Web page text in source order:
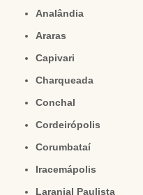
Analândia
Araras
Capivari
Charqueada
Conchal
Cordeirópolis
Corumbataí
Iracemápolis
Laranjal Paulista